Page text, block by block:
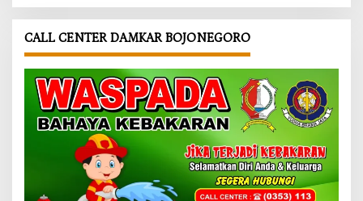
CALL CENTER DAMKAR BOJONEGORO